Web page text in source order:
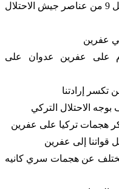
18:17 إفشال محاولة توغل أخرى ومقتل 9 من عناصر جيش الاحتلال
على عفرين عدوان على
لا تختلف عن هجمات سري كانيه